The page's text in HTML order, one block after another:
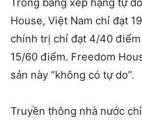
House, Việt Nam chỉ đạt
chính trị chỉ đạt 4/40
15/60 điểm. Freedom
sản này “không có tự do”.
Truyền thông nhà nước